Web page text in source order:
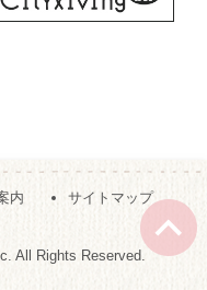
内 サイトマップ
All Rights Reserved.